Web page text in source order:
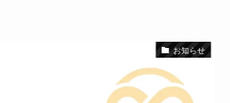
お知らせ